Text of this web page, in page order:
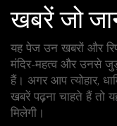
खबरें जो
यह पेज उन खबरों और
मंदिर-महत्व और उनसे
हैं। अगर आप त्योहार,
खबरें पढ़ना चाहते हैं तो
मिलेगी।